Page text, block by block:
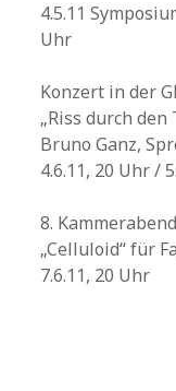
4.5.11
Uhr
Konzert in der
„Riss durch den
Bruno Ganz,
4.6.11, 20 Uhr /
8.
„Celluloid“ für
7.6.11, 20 Uhr